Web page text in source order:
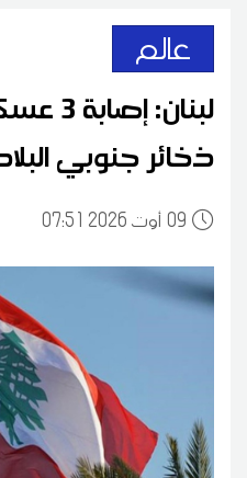
عالم
لبنان:
ذخائر جنوبي
0907:51 2026 أوت